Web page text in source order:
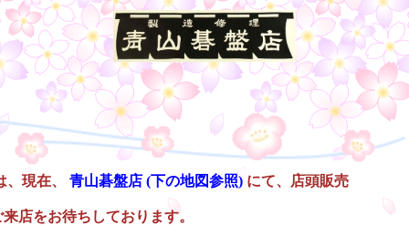
、現在、 青山碁盤店 (下の地図参照) にて、店頭販売
店をお待ちしております。